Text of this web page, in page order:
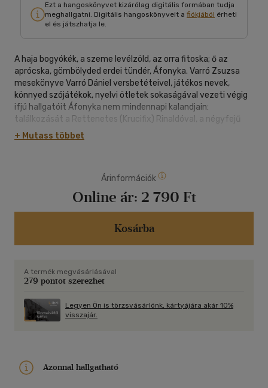
Ezt a hangoskönyvet kizárólag digitális formában tudja
meghallgatni. Digitális hangoskönyveit a fiókjából érheti
el és játszhatja le.
A haja bogyókék, a szeme levélzöld, az orra fitoska; ő az
aprócska, gömbölyded erdei tündér, Áfonyka. Varró Zsuzsa
mesekönyve Varró Dániel versbetéteivel, játékos nevek,
könnyed szójátékok, nyelvi ötletek sokaságával vezeti végig
ifjú hallgatóit Áfonyka nem mindennapi kalandjain:
találkozását a Rettenetes (Krucifix) Rinaldóval, a négyfejű
sárkánnyal, egy igazi királykisasszonnyal és a rettegett
erdőnyelővel, mígnem az elsô tavaszi reggelen sok
+ Mutass többet
Árinformációk
Online ár: 2 790 Ft
Kosárba
A termék megvásárlásával
279 pontot szerezhet
Legyen Ön is törzsvásárlónk, kártyájára akár 10%
visszajár.
Azonnal hallgatható